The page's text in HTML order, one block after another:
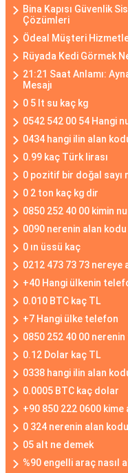
Bina Kapısı Güvenlik
Çözümleri
Ödeal Müşteri
Rüyada Kedi Görmek
21:21 Saat Anlamı:
Mesajı
0 5 lt su kaç kg
0542 542 00 54 Hangi
0434 hangi ilin alan
0.99 kaç Türk lirası
0 pozitif bir doğal sayı
0 2 ton kaç kg dir
0850 252 40 00 kimin
0090 nerenin alan kodu
0 ın üssü kaç
0212 473 73 73 nereye
+40 Hangi ülkenin
0.010 BTC kaç TL
+7 Hangi ülke telefon
0850 252 40 00
0.12 Dolar kaç TL
0338 hangi ilin alan
0.0005 BTC kaç dolar
+90 850 222 0600 kime
0 324 nerenin alan kodu
05 alt ne demek
%90 engelli araç nasıl